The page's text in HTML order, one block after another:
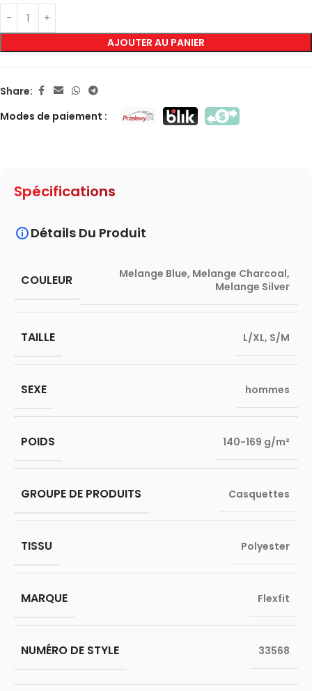
AJOUTER AU PANIER
Share:
Modes de paiement :
Spécifications
Détails Du Produit
COULEUR Melange Blue, Melange Charcoal,
Melange Silver
TAILLE L/XL, S/M
SEXE hommes
POIDS 140-169 g/m²
GROUPE DE PRODUITS Casquettes
TISSU Polyester
MARQUE Flexfit
NUMÉRO DE STYLE 33568